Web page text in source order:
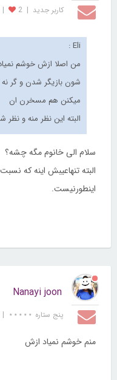
کاربر جديد |
2
|
Eli :
من اصلا ازش خوشم
شون بازیگر شدن و گر
میکنن هم مسخرن ان
البته این نظر منه و
سلام الی خانوم مگه چشه؟
البته تنهاعیبش اینه که
اینطورنیست.
Nanayi joon
پنج ستاره ⋆⋆⋆⋆⋆ |
منم خوشم نمیاد ازش